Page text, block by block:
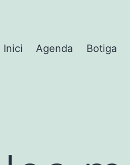
Inici Agenda Botiga